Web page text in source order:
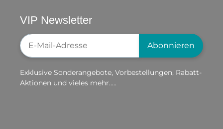
VIP Newsletter
Newsletter-Registrierung
Abonnieren
Exklusive Sonderangebote, Vorbestellungen, Rabatt-
Aktionen und vieles mehr.....